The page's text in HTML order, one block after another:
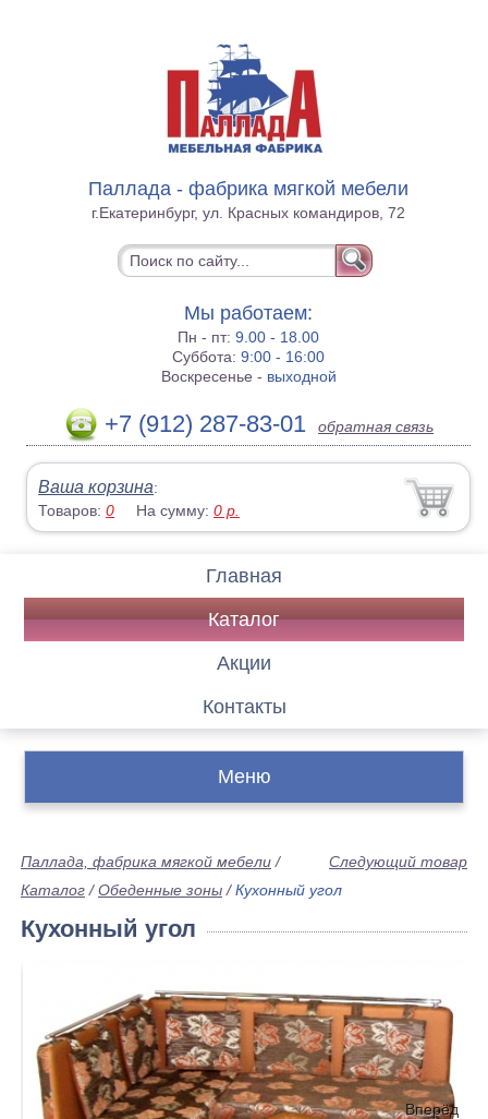
Паллада - фабрика мягкой мебели
г.Екатеринбург, ул. Красных командиров, 72
Мы работаем:
Пн - пт:9.00 - 18.00
Суббота:9:00 - 16:00
Воскресенье - выходной
+7 (912) 287-83-01 обратная связь
Ваша корзина:
Товаров:0 На сумму:0 р.
Главная
Каталог
Акции
Контакты
Меню
Следующий товар
Паллада, фабрика мягкой мебели /
Каталог /Обеденные зоны /Кухонный угол
Кухонный угол
Вперёд